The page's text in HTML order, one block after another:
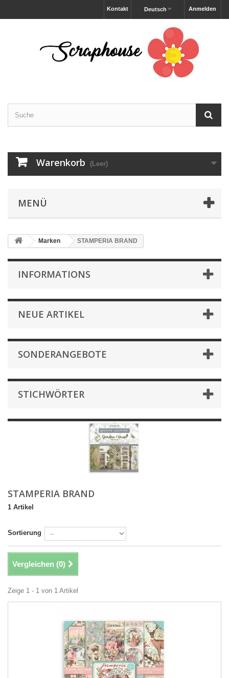
Anmelden
Deutsch
Kontakt
Warenkorb (Leer)
MENÜ
Marken STAMPERIA BRAND
INFORMATIONS
NEUE ARTIKEL
SONDERANGEBOTE
STICHWÖRTER
STAMPERIA BRAND
1 Artikel
Sortierung
Vergleichen (0)
Zeige 1 - 1 von 1 Artikel